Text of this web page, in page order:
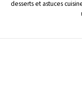
desserts et astuces